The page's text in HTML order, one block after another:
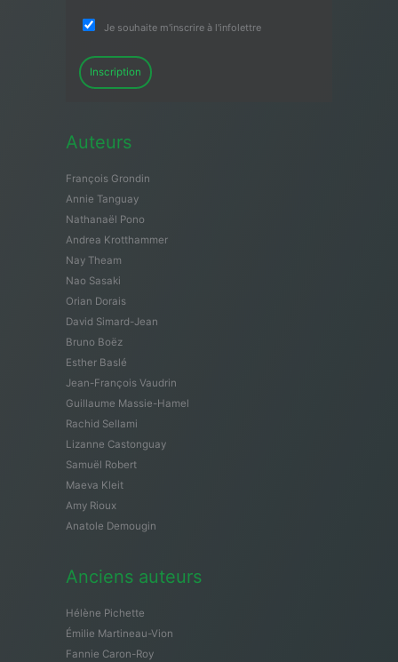
Je souhaite m'inscrire à l'infolettre
Inscription
Auteurs
François Grondin
Annie Tanguay
Nathanaël Pono
Andrea Krotthammer
Nay Theam
Nao Sasaki
Orian Dorais
David Simard-Jean
Bruno Boëz
Esther Baslé
Jean-François Vaudrin
Guillaume Massie-Hamel
Rachid Sellami
Lizanne Castonguay
Samuël Robert
Maeva Kleit
Amy Rioux
Anatole Demougin
Anciens auteurs
Hélène Pichette
Émilie Martineau-Vion
Fannie Caron-Roy